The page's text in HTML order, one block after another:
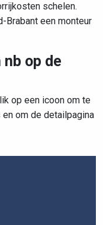
schelen.
Brabant een monteur
op de
op een icoon om te
om de detailpagina